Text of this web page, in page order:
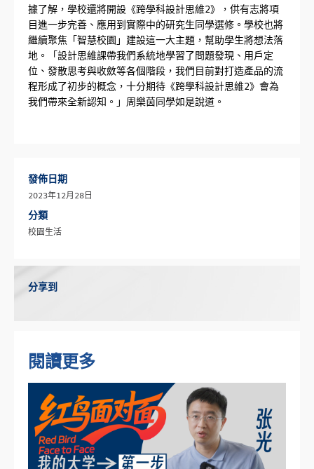
據了解，學校還將開設《跨學科設計思維2》，供有志將項
目進一步完善、應用到實際中的研究生同學選修。學校也將
繼續聚焦「智慧校園」建設這一大主題，幫助學生將想法落
地。「設計思維課帶我們系統地學習了問題發現、用戶定
位、發散思考與收斂等各個階段，我們目前對打造產品的流
程形成了初步的概念，十分期待《跨學科設計思維2》會為
我們帶來全新認知。」周樂茵同學如是說道。
發佈日期
2023年12月28日
分類
校園生活
分享到
閱讀更多